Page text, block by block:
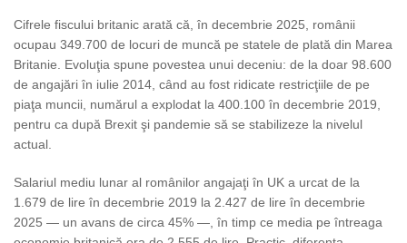
Cifrele fiscului britanic arată că, în decembrie 2025, românii
ocupau 349.700 de locuri de muncă pe statele de plată din Marea
Britanie. Evoluţia spune povestea unui deceniu: de la doar 98.600
de angajări în iulie 2014, când au fost ridicate restricţiile de pe
piaţa muncii, numărul a explodat la 400.100 în decembrie 2019,
pentru ca după Brexit şi pandemie să se stabilizeze la nivelul
actual.
Salariul mediu lunar al românilor angajaţi în UK a urcat de la
1.679 de lire în decembrie 2019 la 2.427 de lire în decembrie
2025 — un avans de circa 45% —, în timp ce media pe întreaga